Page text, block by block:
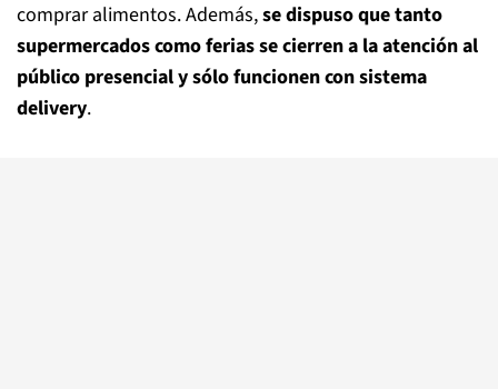
comprar alimentos. Además,se dispuso que tanto
supermercados como ferias se cierren a la atención al
público presencial y sólo funcionen con sistema
delivery.